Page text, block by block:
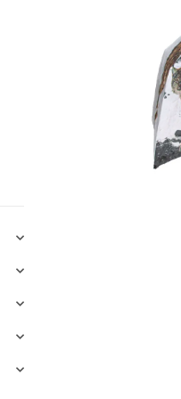
Federspiel "Adila" -
Holzgriff - 475g
17,00 €*
33,90 €